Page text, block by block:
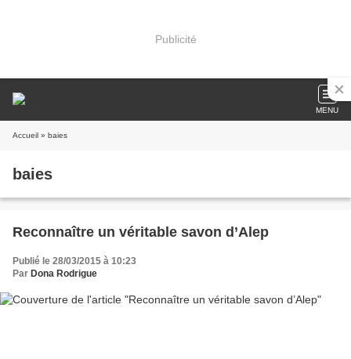
Publicité
MENU
Accueil » baies
baies
Reconnaître un véritable savon d’Alep
Publié le 28/03/2015 à 10:23
Par Dona Rodrigue